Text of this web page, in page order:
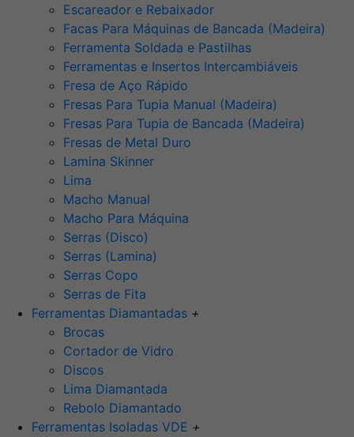
Escareador e Rebaixador
Facas Para Máquinas de Bancada (Madeira)
Ferramenta Soldada e Pastilhas
Ferramentas e Insertos Intercambiáveis
Fresa de Aço Rápido
Fresas Para Tupia Manual (Madeira)
Fresas Para Tupia de Bancada (Madeira)
Fresas de Metal Duro
Lamina Skinner
Lima
Macho Manual
Macho Para Máquina
Serras (Disco)
Serras (Lamina)
Serras Copo
Serras de Fita
Ferramentas Diamantadas +
Brocas
Cortador de Vidro
Discos
Lima Diamantada
Rebolo Diamantado
Ferramentas Isoladas VDE +